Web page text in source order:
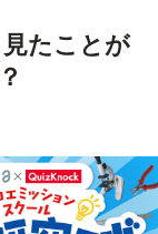
たことが